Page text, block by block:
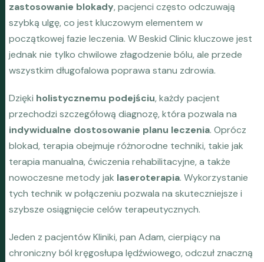
zastosowanie blokady, pacjenci często odczuwają
szybką ulgę, co jest kluczowym elementem w
początkowej fazie leczenia. W Beskid Clinic kluczowe jest
jednak nie tylko chwilowe złagodzenie bólu, ale przede
wszystkim długofalowa poprawa stanu zdrowia.
Dzięki holistycznemu podejściu, każdy pacjent
przechodzi szczegółową diagnozę, która pozwala na
indywidualne dostosowanie planu leczenia. Oprócz
blokad, terapia obejmuje różnorodne techniki, takie jak
terapia manualna, ćwiczenia rehabilitacyjne, a także
nowoczesne metody jak laseroterapia. Wykorzystanie
tych technik w połączeniu pozwala na skuteczniejsze i
szybsze osiągnięcie celów terapeutycznych.
Jeden z pacjentów Kliniki, pan Adam, cierpiący na
chroniczny ból kręgosłupa lędźwiowego, odczuł znaczną